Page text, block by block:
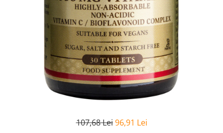
Nordic Naturals
Perfect KETO
Pileje Laboratoire
Pure Nutrition USA
Quicksilver Scientific107,68 Lei 96,91 Lei